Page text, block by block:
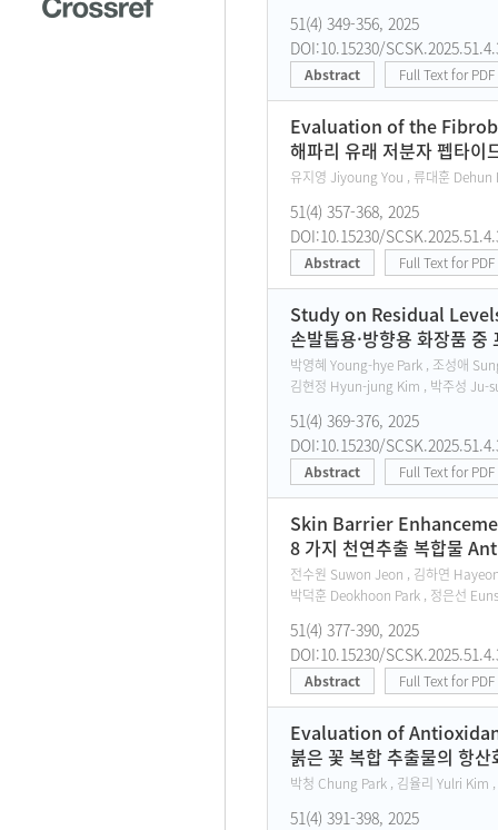
51(4) 349-356, 2025
DOI:10.15230/
Abstract Full Text for PDF
Evaluation of the
해파리 유래 저분자 펩타이
유지영 Jiyoung You , 류대훈
51(4) 357-368, 2025
DOI:10.15230/
Abstract Full Text for PDF
Study on Residual
손발톱용·방향용 화장품
박영혜 Young-hye Park , 조성애
김현정 Hyun-jung Kim , 박주성 Ju-
51(4) 369-376, 2025
DOI:10.15230/
Abstract Full Text for PDF
Skin Barrier
8 가지 천연추출 복합물
전수원 Suwon Jeon , 김하연
박덕훈 Deokhoon Park , 정은선
51(4) 377-390, 2025
DOI:10.15230/
Abstract Full Text for PDF
Evaluation of
붉은 꽃 복합 추출물의 항
박청 Chung Park , 김율리 Yulri Kim
51(4) 391-398, 2025